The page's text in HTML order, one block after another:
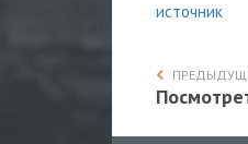
источник